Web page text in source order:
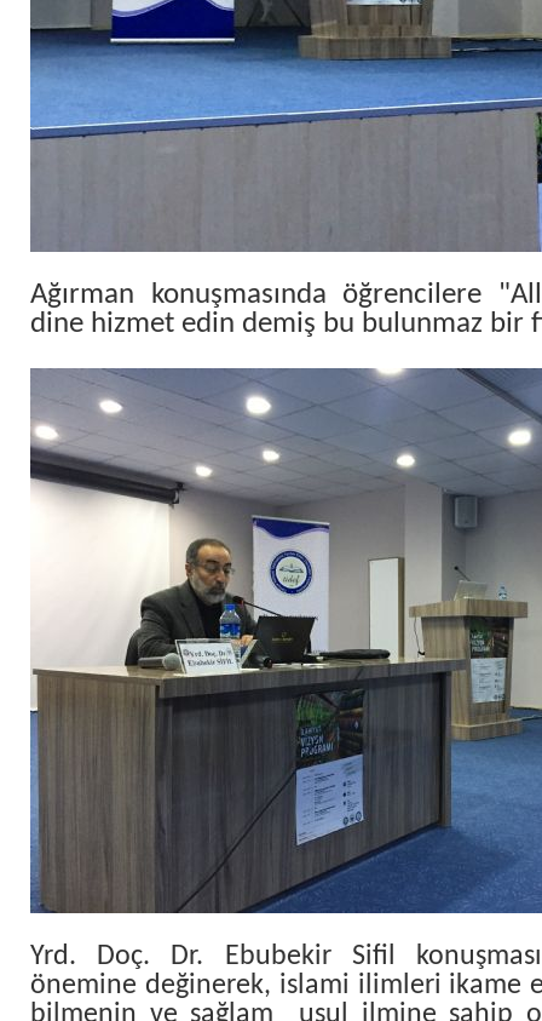
Ağırman konuşmasında öğrencilere
dine hizmet edin demiş bu bulunmaz bir
Yrd. Doç. Dr. Ebubekir Sifil
önemine değinerek, islami ilimleri ikame
bilmenin ve sağlam usul ilmine sahip